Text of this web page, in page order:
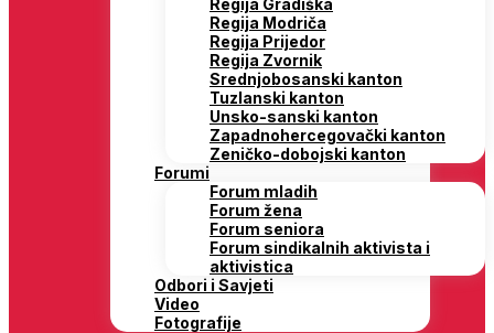
Regija Gradiška
Regija Modriča
Regija Prijedor
Regija Zvornik
Srednjobosanski kanton
Tuzlanski kanton
Unsko-sanski kanton
Zapadnohercegovački kanton
Zeničko-dobojski kanton
Forumi
Forum mladih
Forum žena
Forum seniora
Forum sindikalnih aktivista i
aktivistica
Odbori i Savjeti
Video
Fotografije